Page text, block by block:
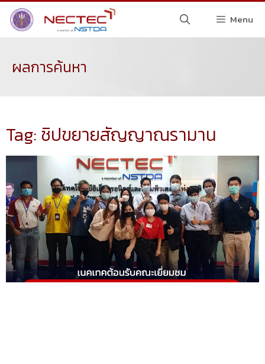
Menu
ผลการค้นหา
Tag: ชิปขยายสัญญาณรามาน